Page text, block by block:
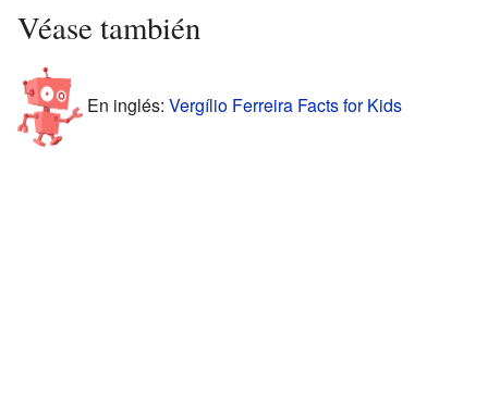
Véase también
En inglés: Vergílio Ferreira Facts for Kids